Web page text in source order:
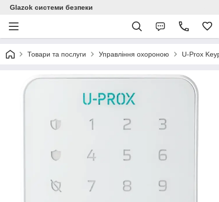
Glazok системи безпеки
Товари та послуги Управління охороною U-Prox